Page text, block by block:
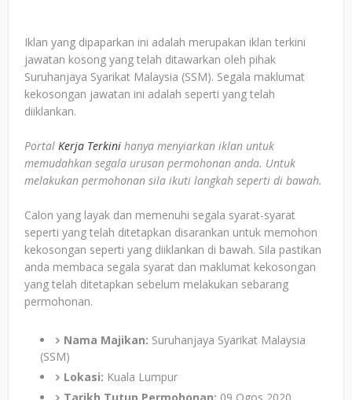
Iklan yang dipaparkan ini adalah merupakan iklan terkini
jawatan kosong yang telah ditawarkan oleh pihak
Suruhanjaya Syarikat Malaysia (SSM). Segala maklumat
kekosongan jawatan ini adalah seperti yang telah
diiklankan.
Portal Kerja Terkini hanya menyiarkan iklan untuk
memudahkan segala urusan permohonan anda. Untuk
melakukan permohonan sila ikuti langkah seperti di bawah.
Calon yang layak dan memenuhi segala syarat-syarat
seperti yang telah ditetapkan disarankan untuk memohon
kekosongan seperti yang diiklankan di bawah. Sila pastikan
anda membaca segala syarat dan maklumat kekosongan
yang telah ditetapkan sebelum melakukan sebarang
permohonan.
Nama Majikan: Suruhanjaya Syarikat Malaysia
(SSM)
Lokasi: Kuala Lumpur